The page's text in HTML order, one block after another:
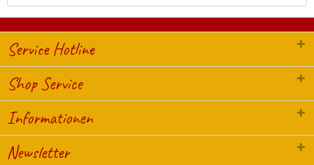
Service Hotline
Shop Service
Informationen
Newsletter